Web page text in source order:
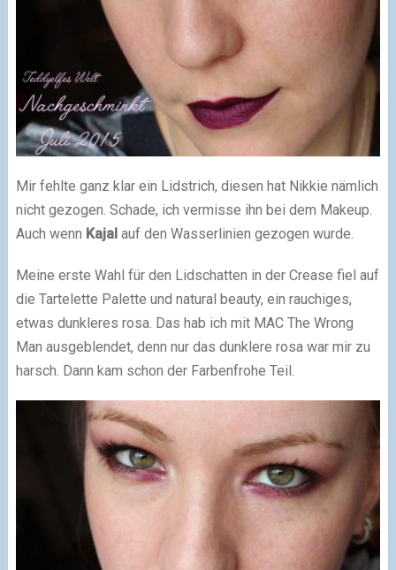
Mir fehlte ganz klar ein Lidstrich, diesen hat Nikkie nämlich
nicht gezogen. Schade, ich vermisse ihn bei dem Makeup.
Auch wenn Kajal auf den Wasserlinien gezogen wurde.
Meine erste Wahl für den Lidschatten in der Crease fiel auf
die Tartelette Palette und natural beauty, ein rauchiges,
etwas dunkleres rosa. Das hab ich mit MAC The Wrong
Man ausgeblendet, denn nur das dunklere rosa war mir zu
harsch. Dann kam schon der Farbenfrohe Teil.